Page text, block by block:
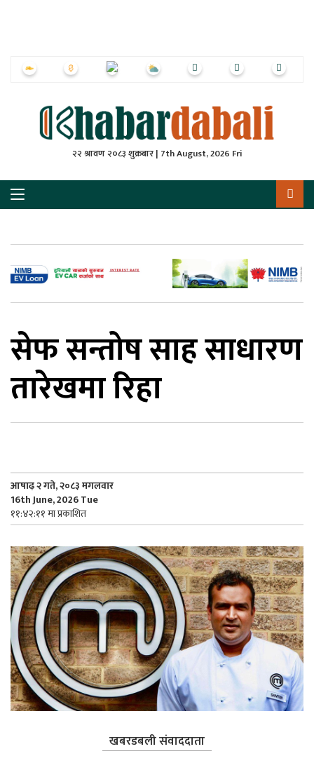
२२ श्रावण २०८३ शुक्रबार | 7th August, 2026 Fri
सेफ सन्तोष साह साधारण
तारेखमा रिहा
आषाढ़ २ गते, २०८३ मगलवार
16th June, 2026 Tue
११:४२:११ मा प्रकाशित
खबरडबली संवाददाता